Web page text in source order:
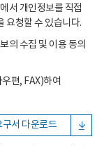
서 개인정보를 직접
요청할 수 있습니다.
의 수집 및 이용 동의
편, FAX)하여
구서 다운로드